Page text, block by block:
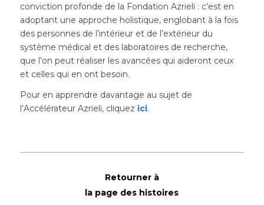
conviction profonde de la Fondation Azrieli : c’est en
adoptant une approche holistique, englobant à la fois
des personnes de l’intérieur et de l’extérieur du
système médical et des laboratoires de recherche,
que l’on peut réaliser les avancées qui aideront ceux
et celles qui en ont besoin.
Pour en apprendre davantage au sujet de
l’Accélérateur Azrieli, cliquez ici.
Retourner à
la page des histoires